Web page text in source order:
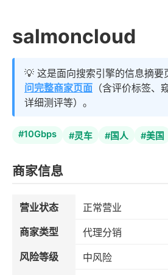
salmoncloud
💡 这是面向搜索引擎的信息摘要
问完整商家页面 （含评价标签、
详细测评等）。
#10Gbps #灵车 #国人 #美国
商家信息
营业状态
正常营业
商家类型
代理分销
风险等级
中风险